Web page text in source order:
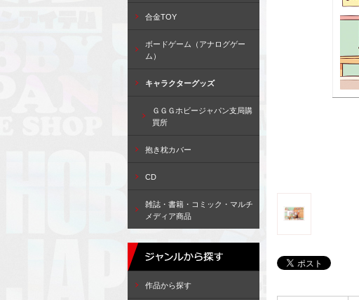
合金TOY
ボードゲーム（アナログゲー
ム）
キャラクターグッズ
ＧＧＧホビージャパン支局購
買所
抱き枕カバー
CD
雑誌・書籍・コミック・マルチ
メディア商品
作品から探す